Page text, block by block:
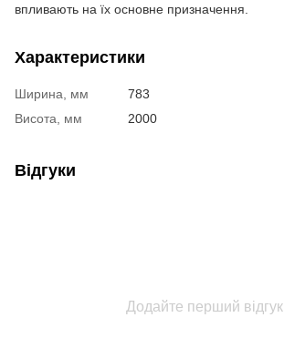
впливають на їх основне призначення.
Характеристики
Ширина, мм
783
Висота, мм
2000
Відгуки
Додайте перший відгук